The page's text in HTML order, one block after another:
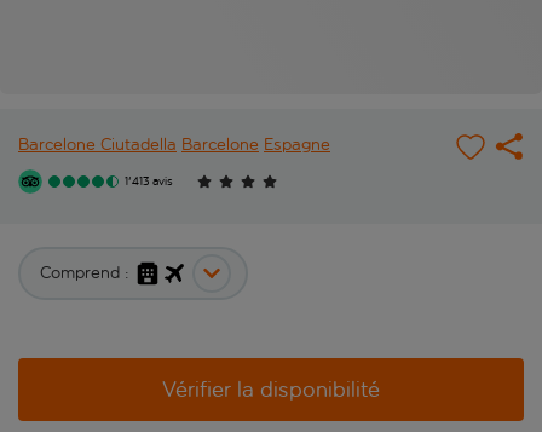
Barcelone Ciutadella Barcelone Espagne
1'413 avis
Comprend :
Vérifier la disponibilité